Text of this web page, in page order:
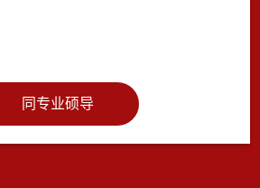
同专业硕导